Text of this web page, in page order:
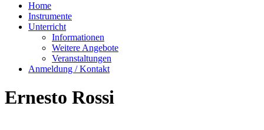
Home
Instrumente
Unterricht
Informationen
Weitere Angebote
Veranstaltungen
Anmeldung / Kontakt
Ernesto Rossi